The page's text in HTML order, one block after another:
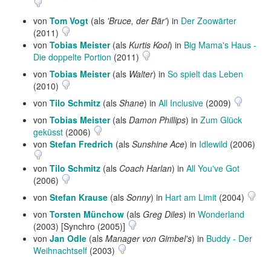
von Tom Vogt (als 'Bruce, der Bär') in Der Zoowärter
(2011)
von Tobias Meister(als Kurtis Kool) in Big Mama's Haus -
Die doppelte Portion (2011)
von Tobias Meister(als Walter) in So spielt das Leben
(2010)
von Tilo Schmitz (als Shane) in All Inclusive (2009)
von Tobias Meister(als Damon Phillips) in Zum Glück
geküsst (2006)
von Stefan Fredrich (als Sunshine Ace) in Idlewild (2006)
von Tilo Schmitz (als Coach Harlan) in All You've Got
(2006)
von Stefan Krause (als Sonny) in Hart am Limit (2004)
von Torsten Münchow (als Greg Diles) in Wonderland
(2003) [Synchro (2005)]
von Jan Odle (als Manager von Gimbel's) in Buddy - Der
Weihnachtself (2003)